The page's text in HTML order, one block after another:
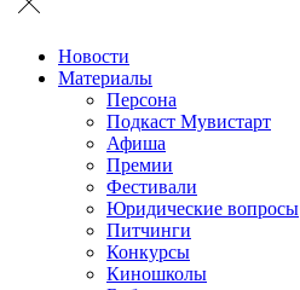
Новости
Материалы
Персона
Подкаст Мувистарт
Афиша
Премии
Фестивали
Юридические вопросы
Питчинги
Конкурсы
Киношколы